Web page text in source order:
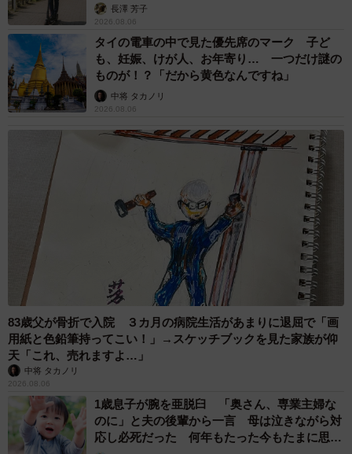
説】長澤 芳子
2026.08.06
タイの電車の中で見た優先席のマーク 子ど
も、妊娠、けが人、お年寄り… 一つだけ謎の
ものが！？「だから黄色なんですね」
中将 タカノリ
2026.08.06
83歳父が骨折で入院 ３カ月の病院生活があまりに退屈で「画
用紙と色鉛筆持ってこい！」→スケッチブックを見た家族が仰
天「これ、売れますよ…」
中将 タカノリ
2026.08.06
1歳息子が腕を亜脱臼 「奥さん、専業主婦な
のに」と夫の後輩から一言 母は泣きながら対
応し必死だった 何年もたった今もたまに思い